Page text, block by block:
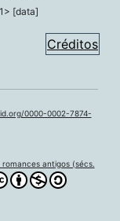
[data]
Créditos
0000-0002-7874-
antigos (sécs.